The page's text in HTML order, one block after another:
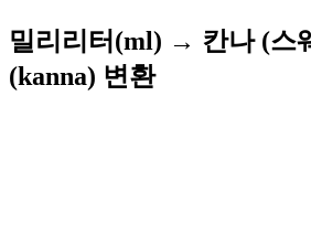
밀리리터(ml) → 칸나 (스
(kanna) 변환